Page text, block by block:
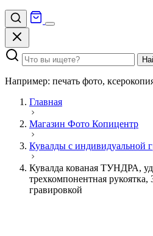
Например: печать фото,
Главная
Магазин Фото Копицентр
Кувалды с индивидуальной
Кувалда кованая ТУНДРА,
трехкомпонентная
гравировкой